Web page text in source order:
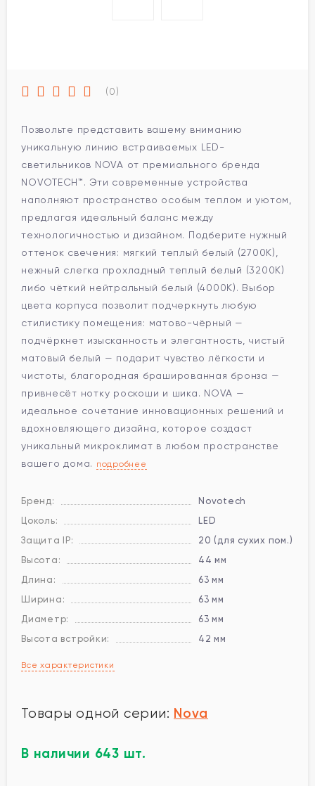
(0)
Позвольте представить вашему вниманию
уникальную линию встраиваемых LED-
светильников NOVA от премиального бренда
NOVOTECH™. Эти современные устройства
наполняют пространство особым теплом и уютом,
предлагая идеальный баланс между
технологичностью и дизайном. Подберите нужный
оттенок свечения: мягкий теплый белый (2700K),
нежный слегка прохладный теплый белый (3200K)
либо чёткий нейтральный белый (4000K). Выбор
цвета корпуса позволит подчеркнуть любую
стилистику помещения: матово-чёрный —
подчёркнет изысканность и элегантность, чистый
матовый белый — подарит чувство лёгкости и
чистоты, благородная брашированная бронза —
привнесёт нотку роскоши и шика. NOVA —
идеальное сочетание инновационных решений и
вдохновляющего дизайна, которое создаст
уникальный микроклимат в любом пространстве
вашего дома. подробнее
Бренд:
Novotech
Цоколь:
LED
Защита IP:
20 (для сухих пом.)
Высота:
44 мм
Длина:
63 мм
Ширина:
63 мм
Диаметр:
63 мм
Высота встройки:
42 мм
Все характеристики
Товары одной серии: Nova
В наличии 643 шт.